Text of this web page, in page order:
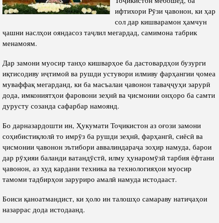
Салоҳият
Китобҳо
Хадамоти матбуот
ПРЕЗИДЕНТИ ҶУМҲУРИИ ТОҶИКИСТОН
Сохтори Институт
ифтихори Рӯзи ҷавонон, ки ҳар
сол дар кишварамон ҳамчун
ҷашни наслҳои ояндасоз таҷлил мегардад, самимона табрик
менамоям.
Дар замони муосир танҳо кишварҳое ба дастовардҳои бузурги
иқтисодиву иҷтимоӣ ва рушди устувори илмиву фарҳангии ҷомеа
муваффақ мегарданд, ки ба масъалаи ҷавонон таваҷҷуҳи зарурӣ
дода, имкониятҳои фаровони зеҳнӣ ва ҷисмонии онҳоро ба самти
дурусту созанда сафарбар намоянд.
Бо дарназардошти ин, Ҳукумати Тоҷикистон аз оғози замони
соҳибистиқлолӣ то имрӯз ба рушди зеҳнӣ, фарҳангӣ, сиёсӣ ва
ҷисмонии ҷавонон эътибори аввалиндараҷа зоҳир намуда, барои
дар рӯҳияи баланди ватандӯстӣ, илму ҳунаромӯзӣ тарбия ёфтани
ҷавонон, аз худ кардани техника ва технологияҳои муосир
тамоми тадбирҳои заруриро амалӣ намуда истодааст.
Боиси қаноатмандист, ки ҳоло ин талошҳо самараву натиҷаҳои
назаррас дода истодаанд.